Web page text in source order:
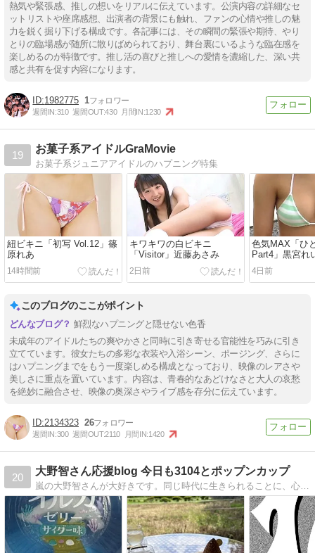
熱気や緊張感、推しの想いをリアルに伝えています。公演内容の詳細なセ
ットリストや座席感想、出演者の背景にも触れ、ファンの心情や推しの魅
力を鋭く掘り下げる構成です。各記事には、その瞬間の緊張や期待、やり
とりの臨場感が随所に散りばめられており、舞台裏にいるような臨在感を
楽しめるのが特徴です。推し活の喜びと推しへの愛情を濃縮した、深い共
感と共有を促す内容になります。
1982775 1
週間IN:310 週間OUT:430 月間IN:1230
19
お菓子系アイドルGraMovie
お菓子系ジュニアアイドルのハプニング特集
紐ビキニ「初写 Vol.12」篠
原れあ
14時間前
キワキワの白ビキニ
「Visitor」近藤あさみ
2日前
色気MAX「ひ
Part4」黒宮れ
4日前
このブログのここがポイント
鮮烈なハプニングと隠せない色香
未成年のアイドルたちの爽やかさと同時に引き寄せる官能性を巧みに引き
立てています。彼女たちの多彩な衣装や入浴シーン、ポージング、さらに
はハプニングまでをもう一度楽しめる構成となっており、映像のレアさや
美しさに重点を置いています。内容は、青春的なあどけなさと大人の哀愁
を絶妙に融合させ、映像の奥深さやライブ感を存分に伝えています。
2134323 26
週間IN:300 週間OUT:2110 月間IN:1420
20
大野智さん応援blog 今日も3104とポップンカップ
嵐の大野智さんが大好きです。同じ時代に生きられることに、心から感謝しています(*´ー｀*)